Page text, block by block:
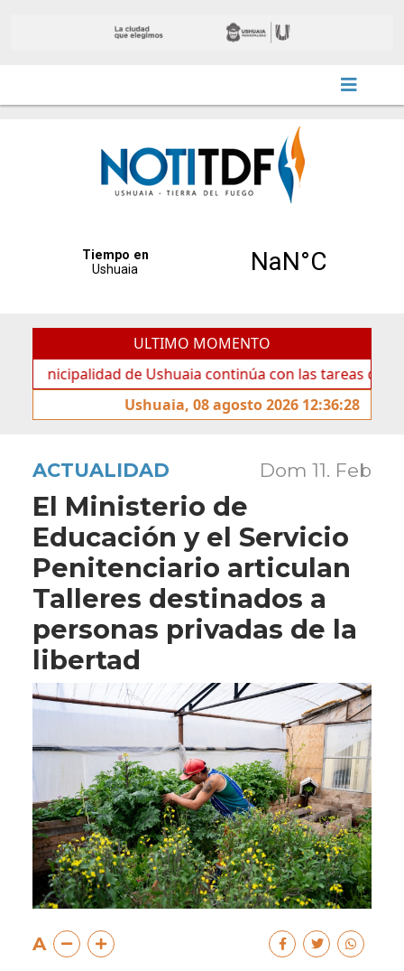
ULTIMO MOMENTO
de Ushuaia continúa con las tareas de
Ushuaia, 08 agosto 2026 12:36:28
ACTUALIDAD Dom 11. Feb
El Ministerio de
Educación y el Servicio
Penitenciario articulan
Talleres destinados a
personas privadas de la
libertad
A